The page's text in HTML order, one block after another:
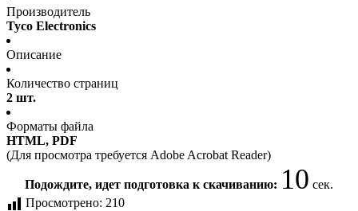
Производитель
Tyco Electronics
Описание
Количество страниц
2 шт.
Форматы файла
HTML, PDF
(Для просмотра требуется Adobe Acrobat Reader)
Подождите, идет подготовка к скачиванию: 10 сек.
Просмотрено: 210